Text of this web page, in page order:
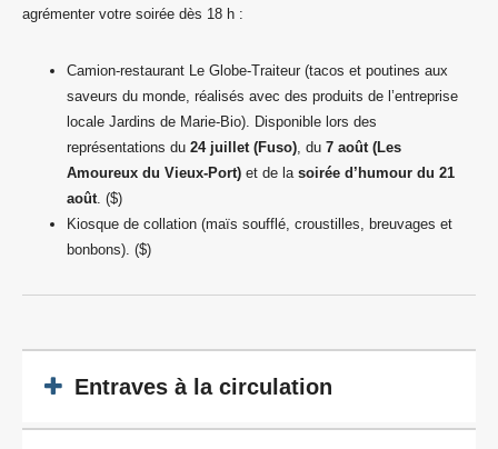
agrémenter votre soirée dès 18 h :
Camion-restaurant Le Globe-Traiteur (tacos et poutines aux
saveurs du monde, réalisés avec des produits de l’entreprise
locale Jardins de Marie-Bio). Disponible lors des
représentations du 24 juillet (Fuso) , du 7 août (Les
Amoureux du Vieux-Port) et de la soirée d’humour du 21
août . ($)
Kiosque de collation (maïs soufflé, croustilles, breuvages et
bonbons). ($)
Entraves à la circulation